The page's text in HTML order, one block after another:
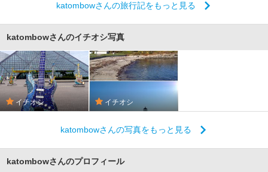
katombowさんの旅行記をもっと見る
katombowさんのイチオシ写真
イチオシ イチオシ
katombowさんの写真をもっと見る
katombowさんのプロフィール